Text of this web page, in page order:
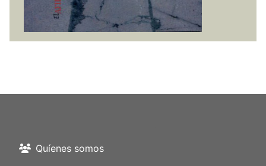
Quíenes somos